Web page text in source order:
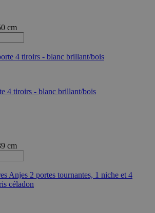
cm
4 tiroirs - blanc brillant/bois
cm